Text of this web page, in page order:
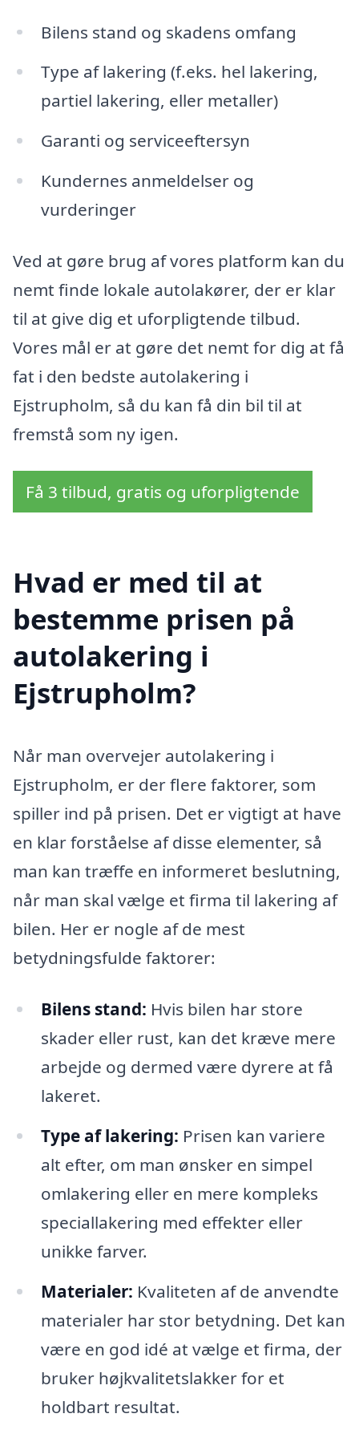
Bilens stand og skadens omfang
Type af lakering (f.eks. hel lakering,
partiel lakering, eller metaller)
Garanti og serviceeftersyn
Kundernes anmeldelser og
vurderinger
Ved at gøre brug af vores platform kan du
nemt finde lokale autolakører, der er klar
til at give dig et uforpligtende tilbud.
Vores mål er at gøre det nemt for dig at få
fat i den bedste autolakering i
Ejstrupholm, så du kan få din bil til at
fremstå som ny igen.
Få 3 tilbud, gratis og uforpligtende
Hvad er med til at
bestemme prisen på
autolakering i
Ejstrupholm?
Når man overvejer autolakering i
Ejstrupholm, er der flere faktorer, som
spiller ind på prisen. Det er vigtigt at have
en klar forståelse af disse elementer, så
man kan træffe en informeret beslutning,
når man skal vælge et firma til lakering af
bilen. Her er nogle af de mest
betydningsfulde faktorer:
Bilens stand: Hvis bilen har store
skader eller rust, kan det kræve mere
arbejde og dermed være dyrere at få
lakeret.
Type af lakering: Prisen kan variere
alt efter, om man ønsker en simpel
omlakering eller en mere kompleks
speciallakering med effekter eller
unikke farver.
Materialer: Kvaliteten af de anvendte
materialer har stor betydning. Det kan
være en god idé at vælge et firma, der
bruker højkvalitetslakker for et
holdbart resultat.